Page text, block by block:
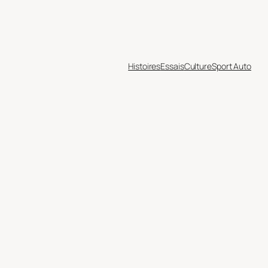
HistoiresEssaisCultureSport Auto